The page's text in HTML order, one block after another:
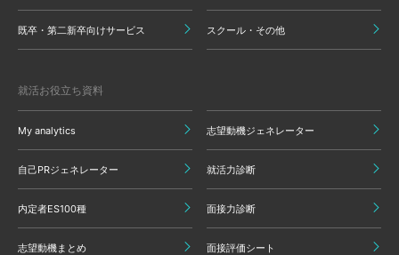
既卒・第二新卒向けサービス スクール・その他
就活お役立ち資料
My analytics 志望動機ジェネレーター
自己PRジェネレーター 就活力診断
内定者ES100種 面接力診断
志望動機まとめ 面接評価シート